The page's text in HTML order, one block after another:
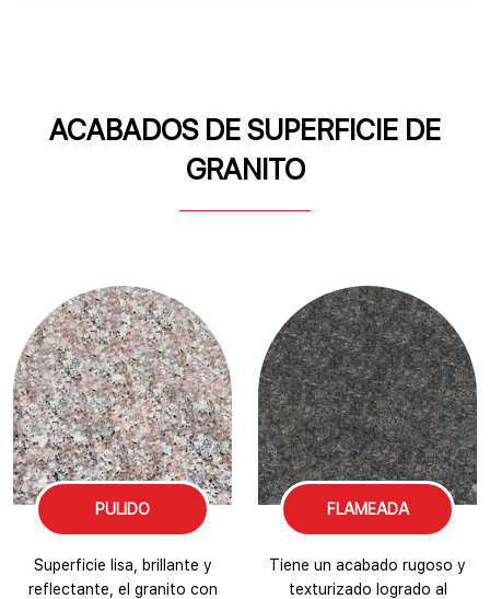
ACABADOS DE SUPERFICIE DE
GRANITO
PULIDO
Superficie lisa, brillante y
reflectante, el granito con
FLAMEADA
Tiene un acabado rugoso y
texturizado logrado al